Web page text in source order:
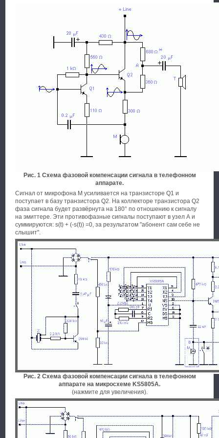
Рис. 1 Схема фазовой компенсации сигнала в телефонном
аппарате.
Сигнал от микрофона М усиливается на транзисторе Q1 и
поступает в базу транзистора Q2. На коллекторе транзистора Q2
фаза сигнала будет развёрнута на 180° по отношению к сигналу
на эмиттере. Эти противофазные сигналы поступают в узел А и
суммируются: s(t) + (-s(t)) =0, за результатом "абонент сам себе не
слышит".
Рис. 2 Схема фазовой компенсации сигнала в телефонном
аппарате на микросхеме KS5805A.
(нажмите для увеличения).